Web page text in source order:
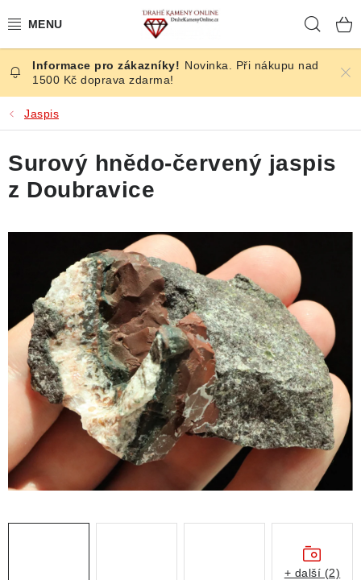
na
ČESKÉ KAMENY
ŠPERKY
KAMENY ZE SVĚTA
BROUŠENÉ
SLEVY
ÚČINKY
KRYSTALY
ČLÁNKY
NALEZIŠTĚ
NÁŠ PŘÍBĚH
VIDEOGALERIE
Novinka. Při nákupu nad
1500 Kč doprava zdarma!
Jaspis
Surový hnědo-červený jaspis
z Doubravice
+ další (2)